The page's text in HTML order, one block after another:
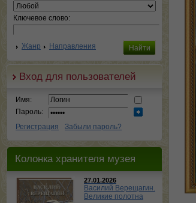
Ключевое слово:
Жанр Направления
Вход для пользователей
Имя:
Пароль:
Регистрация
Забыли пароль?
Колонка хранителя музея
27.01.2026
Василий Верещагин.
Великие полотна